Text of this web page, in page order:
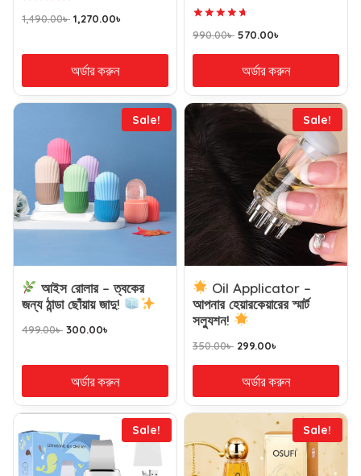
Rated
4.75
1,490.00৳ 1,270.00৳
অর্ডার করুন
Rated
4.78
990.00৳ 570.00৳
অর্ডার করুন
Sale!
আইস রোলার – ত্বকের
জন্য ঠান্ডা ছোঁয়ায় জাদু!
499.00৳ 300.00৳
অর্ডার করুন
Sale!
Oil Applicator –
আপনার হেয়ারকেয়ারের স্মার্ট
সল্যুশন!
350.00৳ 299.00৳
অর্ডার করুন
Sale! Sale!